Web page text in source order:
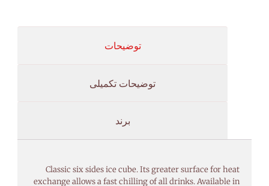
توضیحات
توضیحات تکمیلی
برند
Classic six sides ice cube. Its greater surface for heat
exchange allows a fast chilling of all drinks. Available in